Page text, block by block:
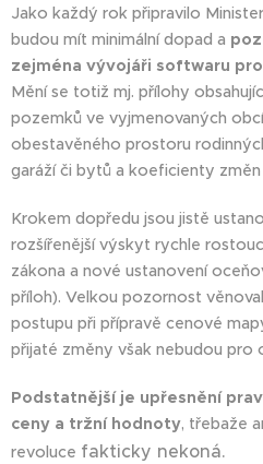
Jako každý rok připravilo
budou mít minimální dopad a
zejména vývojáři softwaru
Mění se totiž mj. přílohy
pozemků ve vyjmenovaných
obestavěného prostoru
garáží či bytů a koeficienty změn
Krokem dopředu jsou jistě
rozšířenější výskyt rychle
zákona a nové ustanovení
příloh). Velkou pozornost
postupu při přípravě cenové
přijaté změny však nebudou pro
Podstatnější je upřesnění
ceny a tržní hodnoty, třebaže
revoluce fakticky nekoná.